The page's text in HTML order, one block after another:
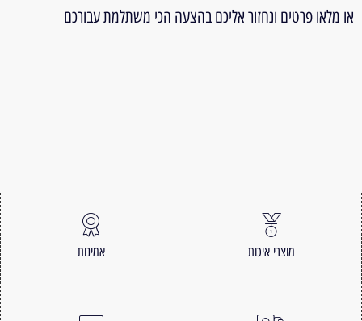
או מלאו פרטים ונחזור אליכם בהצעה הכי משתלמת עבורכם
מוצרי איכות אמינות